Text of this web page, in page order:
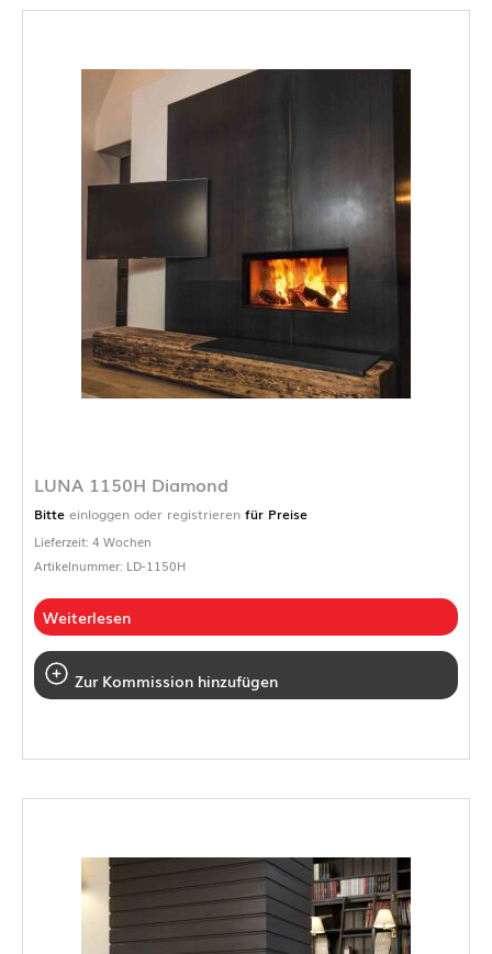
LUNA 1150H Diamond
Bitte einloggen oder registrieren für Preise
Lieferzeit: 4 Wochen
Artikelnummer: LD-1150H
Weiterlesen
Zur Kommission hinzufügen